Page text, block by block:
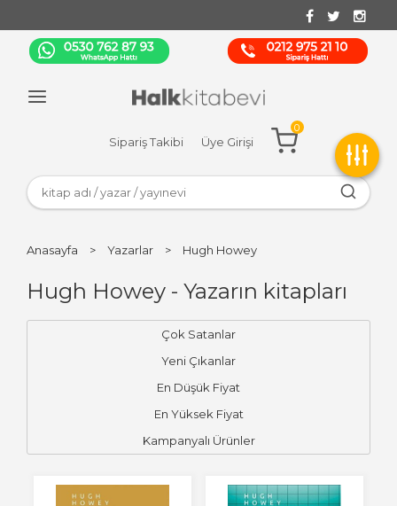
Sipariş Takibi Üye Girişi
0
Anasayfa > Yazarlar > Hugh Howey
Hugh Howey - Yazarın kitapları
Çok Satanlar
Yeni Çıkanlar
En Düşük Fiyat
En Yüksek Fiyat
Kampanyalı Ürünler